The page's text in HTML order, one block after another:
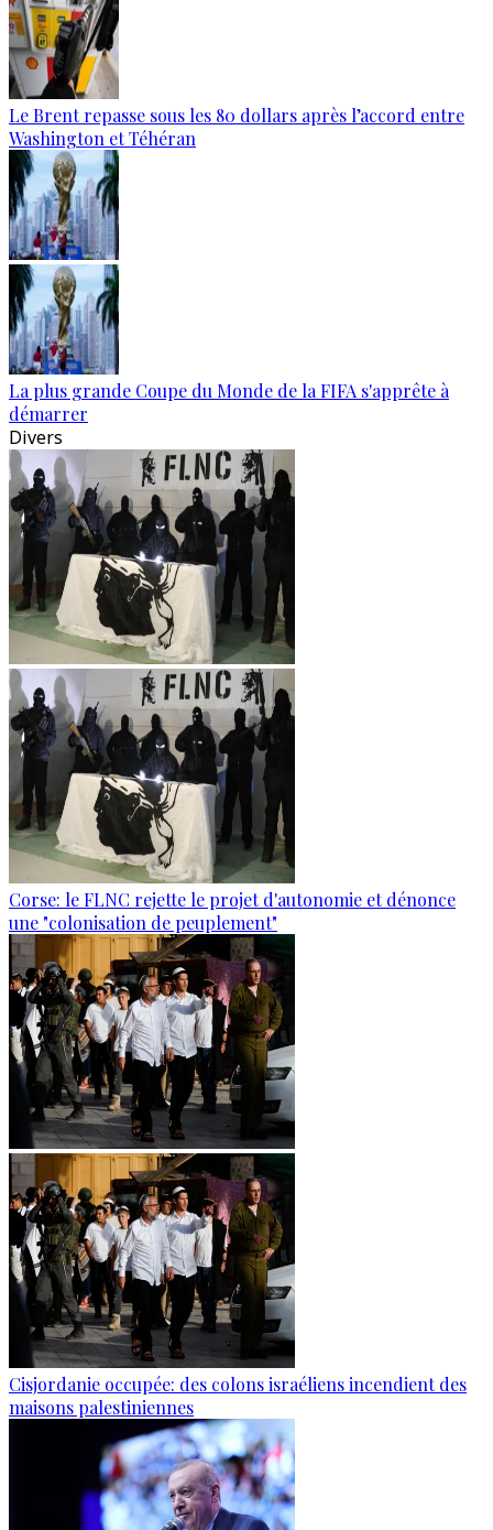
Le Brent repasse sous les 80 dollars après l’accord entre
Washington et Téhéran
La plus grande Coupe du Monde de la FIFA s'apprête à
démarrer
Divers
Corse: le FLNC rejette le projet d'autonomie et dénonce
une "colonisation de peuplement"
Cisjordanie occupée: des colons israéliens incendient des
maisons palestiniennes